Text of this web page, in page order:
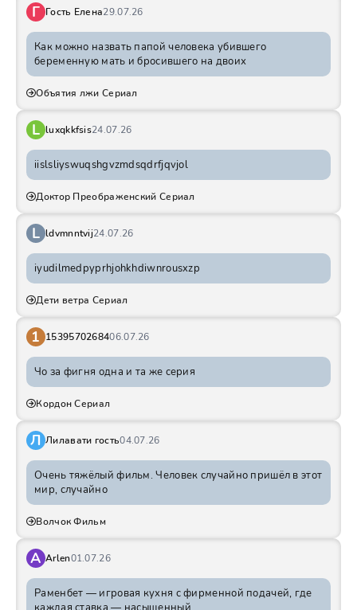
Г Гость Елена29.07.26
Как можно назвать папой человека убившего
беременную мать и бросившего на двоих
Объятия лжи Сериал
L luxqkkfsis24.07.26
iislsliyswuqshgvzmdsqdrfjqvjol
Доктор Преображенский Сериал
L ldvmnntvij24.07.26
iyudilmedpyprhjohkhdiwnrousxzp
Дети ветра Сериал
1 1539570268406.07.26
Чо за фигня одна и та же серия
Кордон Сериал
Л Лилавати гость04.07.26
Очень тяжёлый фильм. Человек случайно пришёл в этот
мир, случайно
Волчок Фильм
A Arlen01.07.26
Раменбет — игровая кухня с фирменной подачей, где